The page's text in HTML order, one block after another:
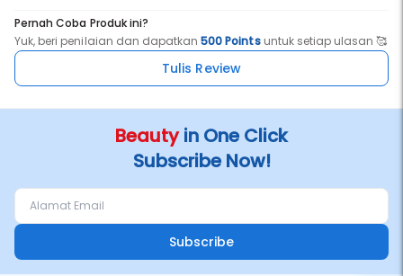
Pernah Coba Produk ini?
Yuk, beri penilaian dan dapatkan500 Pointsuntuk setiap ulasan 🥰
Tulis Review
Beautyin One Click
Subscribe Now!
Subscribe